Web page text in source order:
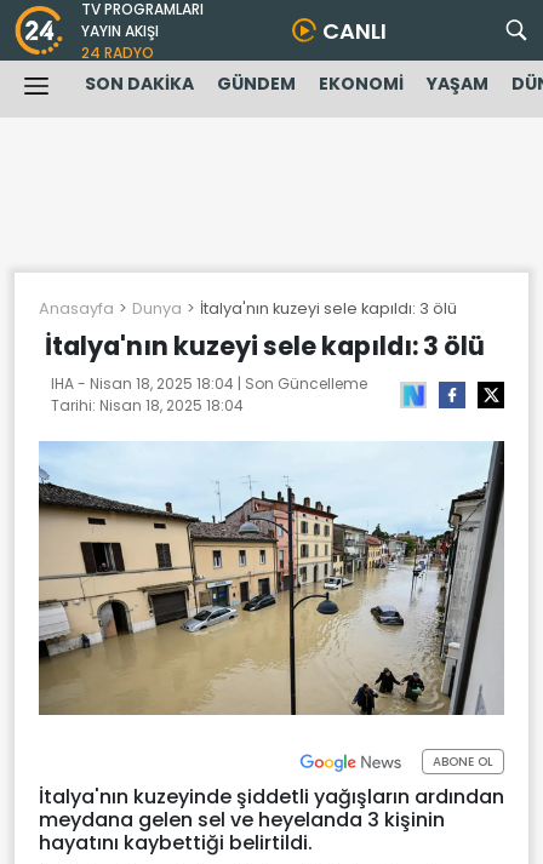
TV PROGRAMLARI
YAYIN AKIŞI
24 RADYO
CANLI
SON DAKİKA GÜNDEM EKONOMİ YAŞAM
Anasayfa Dunya İtalya'nın kuzeyi sele kapıldı: 3 ölü
İtalya'nın kuzeyi sele kapıldı: 3 ölü
IHA - Nisan 18, 2025 18:04 | Son Güncelleme
Tarihi: Nisan 18, 2025 18:04
ABONE OL
İtalya'nın kuzeyinde şiddetli yağışların ardından
meydana gelen sel ve heyelanda 3 kişinin
hayatını kaybettiği belirtildi.